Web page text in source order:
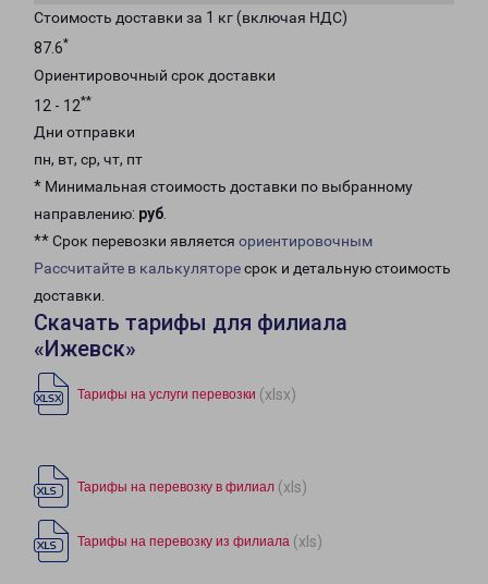
Стоимость доставки за 1 кг (включая НДС)
87.6*
Ориентировочный срок доставки
12 - 12**
Дни отправки
пн, вт, ср, чт, пт
* Минимальная стоимость доставки по выбранному
направлению: руб.
** Срок перевозки является ориентировочным
Рассчитайте в калькуляторесрок и детальную стоимость
доставки.
Скачать тарифы для филиала
«Ижевск»
Тарифы на услуги перевозки (xlsx)
Тарифы на перевозку в филиал (xls)
Тарифы на перевозку из филиала (xls)